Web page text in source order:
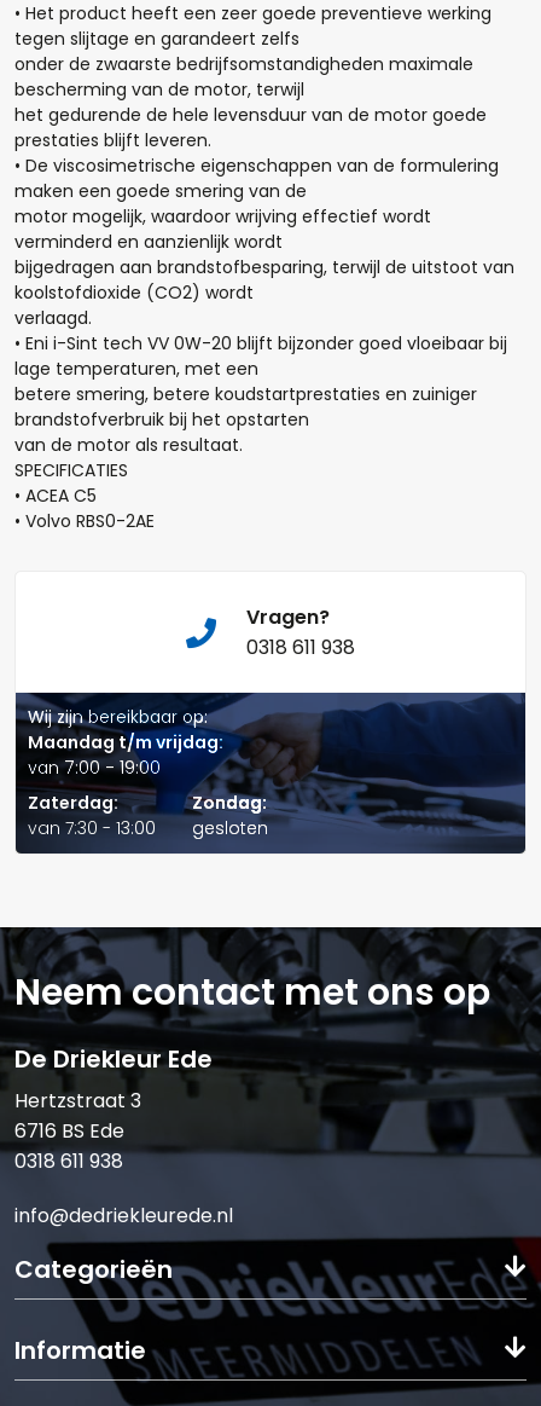
• Het product heeft een zeer goede preventieve werking
tegen slijtage en garandeert zelfs
onder de zwaarste bedrijfsomstandigheden maximale
bescherming van de motor, terwijl
het gedurende de hele levensduur van de motor goede
prestaties blijft leveren.
• De viscosimetrische eigenschappen van de formulering
maken een goede smering van de
motor mogelijk, waardoor wrijving effectief wordt
verminderd en aanzienlijk wordt
bijgedragen aan brandstofbesparing, terwijl de uitstoot van
koolstofdioxide (CO2) wordt
verlaagd.
• Eni i-Sint tech VV 0W-20 blijft bijzonder goed vloeibaar bij
lage temperaturen, met een
betere smering, betere koudstartprestaties en zuiniger
brandstofverbruik bij het opstarten
van de motor als resultaat.
SPECIFICATIES
• ACEA C5
• Volvo RBS0-2AE
Vragen?
0318 611 938
Wij zijn bereikbaar op:
Maandag t/m vrijdag:
van 7:00 - 19:00
Zaterdag:
van 7:30 - 13:00
Zondag:
gesloten
Hoeveel liter*:
Aantal
- +
Opmerkingen:
Naam*
E-mail:*
Neem contact met ons op
De Driekleur Ede
Hertzstraat 3
6716 BS Ede
0318 611 938
info@dedriekleurede.nl
Categorieën
Informatie